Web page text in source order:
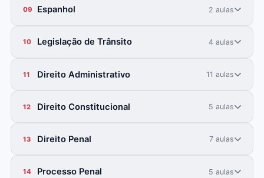
09 Espanhol 2 aulas
10 Legislação de Trânsito 4 aulas
11 Direito Administrativo 11 aulas
12 Direito Constitucional 5 aulas
13 Direito Penal 7 aulas
14 Processo Penal 5 aulas